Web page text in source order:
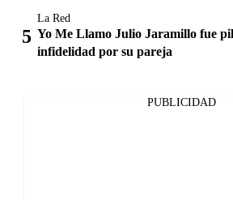
La Red
Yo Me Llamo Julio Jaramillo fue
infidelidad por su pareja
PUBLICIDAD